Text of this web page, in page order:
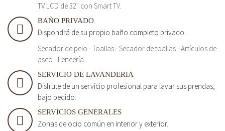
TV LCD de 32" con Smart TV.
BAÑO PRIVADO
Dispondrá de su propio baño completo privado.
Secador de pelo - Toallas - Secador de toallas - Artículos de
aseo - Lencería
SERVICIO DE LAVANDERIA
Disfrute de un servicio profesional para lavar sus prendas,
bajo pedido.
SERVICIOS GENERALES
Zonas de ocio común en interior y exterior.